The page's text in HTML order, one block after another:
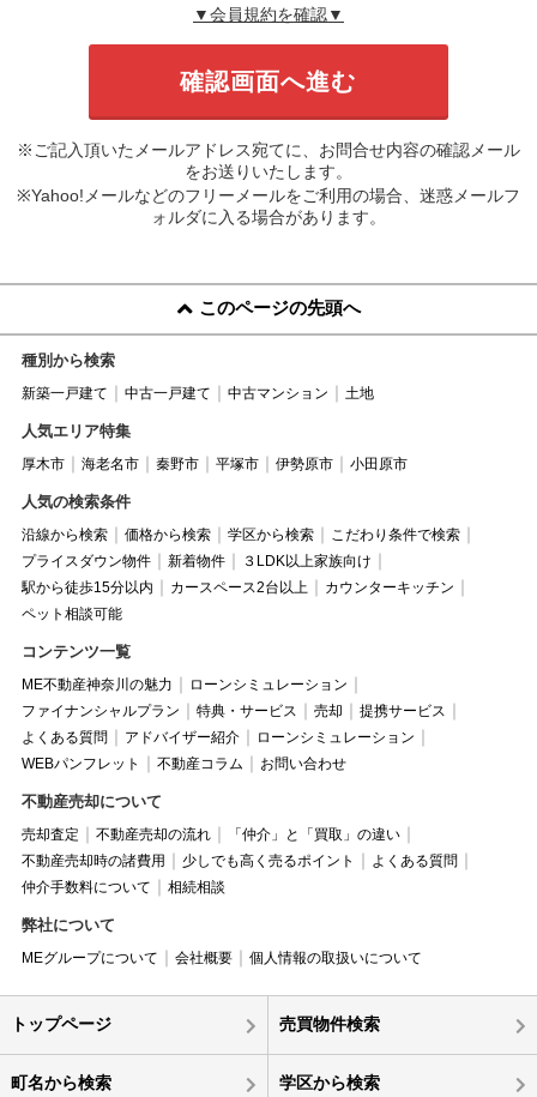
▼会員規約を確認▼
※ご記入頂いたメールアドレス宛てに、お問合せ内容の確認メール
をお送りいたします。
※Yahoo!メールなどのフリーメールをご利用の場合、迷惑メールフ
ォルダに入る場合があります。
このページの先頭へ
種別から検索
新築一戸建て 中古一戸建て 中古マンション 土地
人気エリア特集
厚木市 海老名市 秦野市 平塚市 伊勢原市 小田原市
人気の検索条件
沿線から検索 価格から検索 学区から検索
こだわり条件で検索
プライスダウン物件
新着物件
３LDK以上家族向け
駅から徒歩15分以内
カースペース2台以上
カウンターキッチン
ペット相談可能
コンテンツ一覧
ME不動産神奈川の魅力
ローンシミュレーション
ファイナンシャルプラン
特典・サービス 売却
提携サービス
よくある質問
アドバイザー紹介
ローンシミュレーション
WEBパンフレット
不動産コラム お問い合わせ
不動産売却について
売却査定 不動産売却の流れ
「仲介」と「買取」の違い
不動産売却時の諸費用
少しでも高く売るポイント
よくある質問
仲介手数料について
相続相談
弊社について
MEグループについて 会社概要 個人情報の取扱いについて
トップページ 売買物件検索
町名から検索 学区から検索